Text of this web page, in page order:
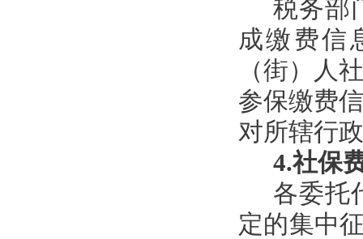
税务部
成缴费信
（街）人
参保缴费
对所辖行
4.社保
各委托
定的集中